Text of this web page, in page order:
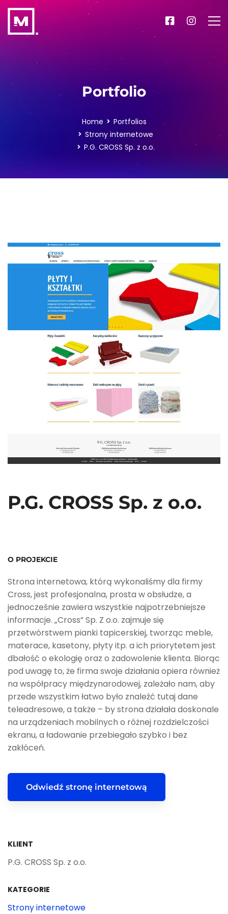
Portfolio
Home
Portfolios
Strony internetowe
P.G. CROSS Sp. z o.o.
P.G. CROSS Sp. z o.o.
O PROJEKCIE
Strona internetowa, którą wykonaliśmy dla firmy
Cross, jest profesjonalna, prosta w obsłudze, a
jednocześnie zawiera wszystkie najpotrzebniejsze
informacje. „Cross” Sp. Z o.o. zajmuje się
przetwórstwem pianki tapicerskiej, tworząc meble,
materace, kasetony, płyty itp. a ich priorytetem jest
dbałość o ekologię oraz o zadowolenie klienta. Biorąc
pod uwagę to, że firma swoje działania opiera również
na współpracy międzynarodowej, zależało nam, aby
przede wszystkim łatwo było znaleźć tutaj dane
teleadresowe, a także – by strona działała doskonale
na urządzeniach mobilnych o różnej rozdzielczości
ekranu, a ładowanie przebiegało szybko i bez
zakłóceń.
Odwiedź stronę internetową
KLIENT
P.G. CROSS Sp. z o.o.
KATEGORIE
Strony internetowe